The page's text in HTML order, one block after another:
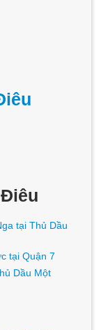
tại Thủ Dầu
tại Quận 7
Dầu Một